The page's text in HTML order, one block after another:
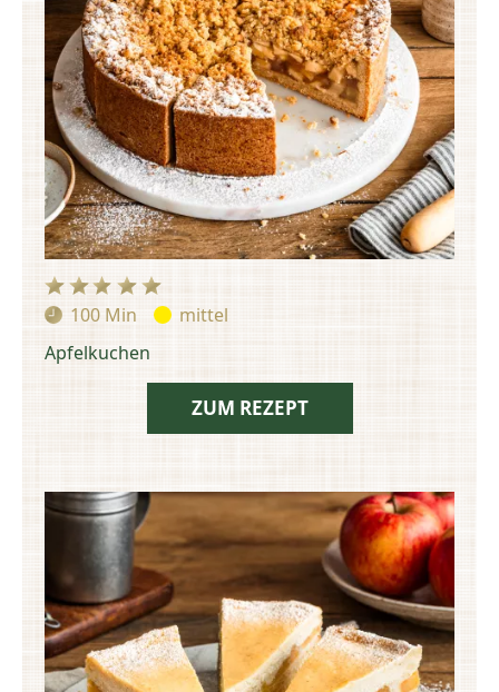
Zubereitungszeit:
100 Min Schwierigkeit:
mittel
Apfelkuchen
ZUM REZEPT